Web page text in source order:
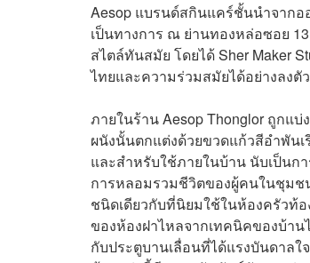
Aesop แบรนด์สกินแคร์ชั้นนำจากออ
เป็นทางการ ณ ย่านทองหล่อซอย
สไตล์ทันสมัย โดยได้ Sher Maker
ไทยและความร่วมสมัยได้อย่างลงตัว
ภายในร้าน Aesop Thonglor ถูกแ
ผนังนั้นตกแต่งด้วยขวดแก้วสีอำพัน
และสำหรับใช้ภายในบ้าน นับเป็นก
การหลอมรวมชีวิตของผู้คนในชุมช
ชนิดเดียวกับที่นิยมใช้ในห้องครัวท้
ของห้องฝาไหลจากเทคนิคของบ้า
กับประตูบานเลื่อนที่ได้แรงบันดาล